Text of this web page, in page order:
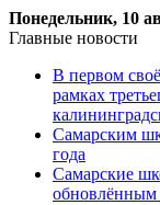
Понедельник, 10
Главные новости
В первом
рамках
Самарским
года
Самарские